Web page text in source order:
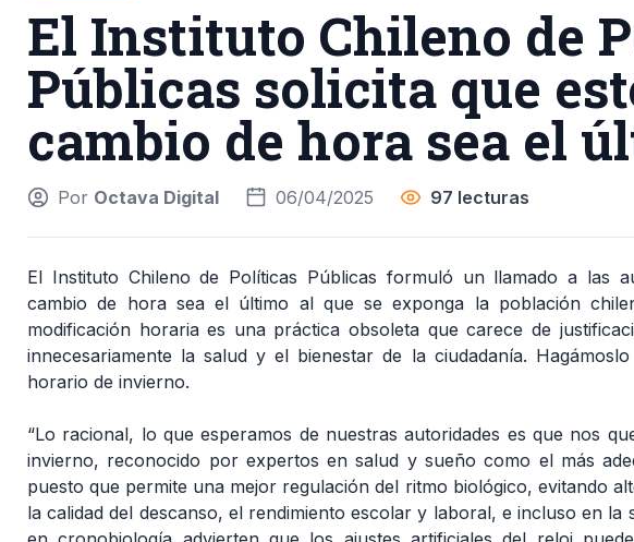
El Instituto Chileno de
Públicas solicita que
cambio de hora sea el
Por Octava Digital 06/04/2025 97 lecturas
El Instituto Chileno de Políticas Públicas formuló un llamado a las
cambio de hora sea el último al que se exponga la población
modificación horaria es una práctica obsoleta que carece de
innecesariamente la salud y el bienestar de la ciudadanía.
horario de invierno.
“Lo racional, lo que esperamos de nuestras autoridades es que nos
invierno, reconocido por expertos en salud y sueño como el más
puesto que permite una mejor regulación del ritmo biológico, evitando
la calidad del descanso, el rendimiento escolar y laboral, e incluso en la